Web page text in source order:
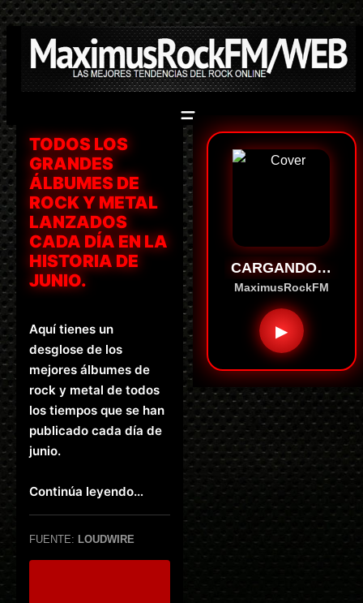
Saltar
al
contenido
TODOS LOS
GRANDES
ÁLBUMES DE
ROCK Y METAL
LANZADOS
CADA DÍA EN LA
HISTORIA DE
JUNIO.
Aquí tienes un
desglose de los
mejores álbumes de
rock y metal de todos
los tiempos que se han
publicado cada día de
junio.
Continúa leyendo…
FUENTE: LOUDWIRE
CARGANDO…
MaximusRockFM
▶